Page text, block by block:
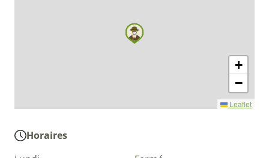
+
−
Leaflet
Horaires